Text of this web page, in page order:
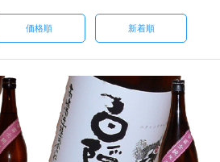
価格順 新着順